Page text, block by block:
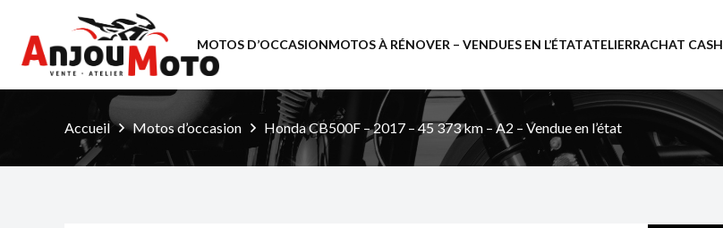
MOTOS D’OCCASIONMOTOS À RÉNOVER – VENDUES EN L’ÉTATATELIERRACHAT CASH
Accueil Motos d’occasion Honda CB500F – 2017 – 45 373 km – A2 – Vendue en l’état